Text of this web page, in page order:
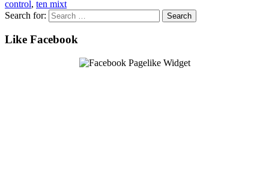
control, ten mixt
Search for:
Like Facebook